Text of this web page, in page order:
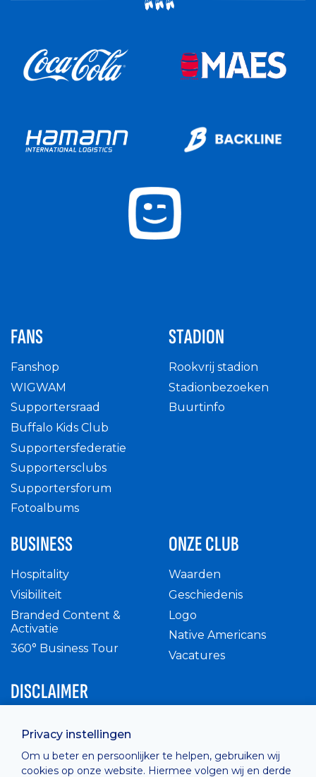
Privacy instellingen
Om u beter en persoonlijker te helpen, gebruiken wij
cookies op onze website. Hiermee volgen wij en derde
FANS
Fanshop
WIGWAM
Supportersraad
Buffalo Kids Club
Supportersfederatie
Supportersclubs
Supportersforum
Fotoalbums
STADION
Rookvrij stadion
Stadionbezoeken
Buurtinfo
BUSINESS
Hospitality
Visibiliteit
Branded Content &
Activatie
360° Business Tour
ONZE CLUB
Waarden
Geschiedenis
Logo
Native Americans
Vacatures
DISCLAIMER
Privacy Policy
Cashless